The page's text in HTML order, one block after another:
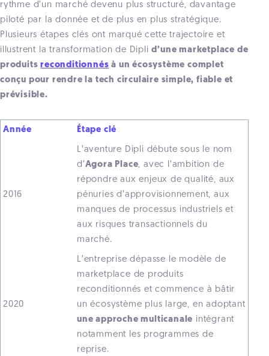
rythme d’un marché devenu plus structuré, davantage
piloté par la donnée et de plus en plus stratégique.
Plusieurs étapes clés ont marqué cette trajectoire et
illustrent la transformation de Diplid’une marketplace de
produitsreconditionnés à un écosystème complet
conçu pour rendre la tech circulaire simple, fiable et
prévisible.
Année Étape clé
2016
L’aventure Dipli débute sous le nom
d’Agora Place, avec l’ambition de
répondre aux enjeux de qualité, aux
pénuries d’approvisionnement, aux
manques de processus industriels et
aux risques transactionnels du
marché.
2020
L’entreprise dépasse le modèle de
marketplace de produits
reconditionnés et commence à bâtir
un écosystème plus large, en adoptant
une approche multicanale intégrant
notamment les programmes de
reprise.